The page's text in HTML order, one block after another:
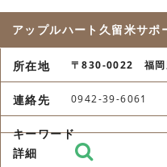
アップルハート久留米サポ
〒830-0022 福岡
0942-39-6061